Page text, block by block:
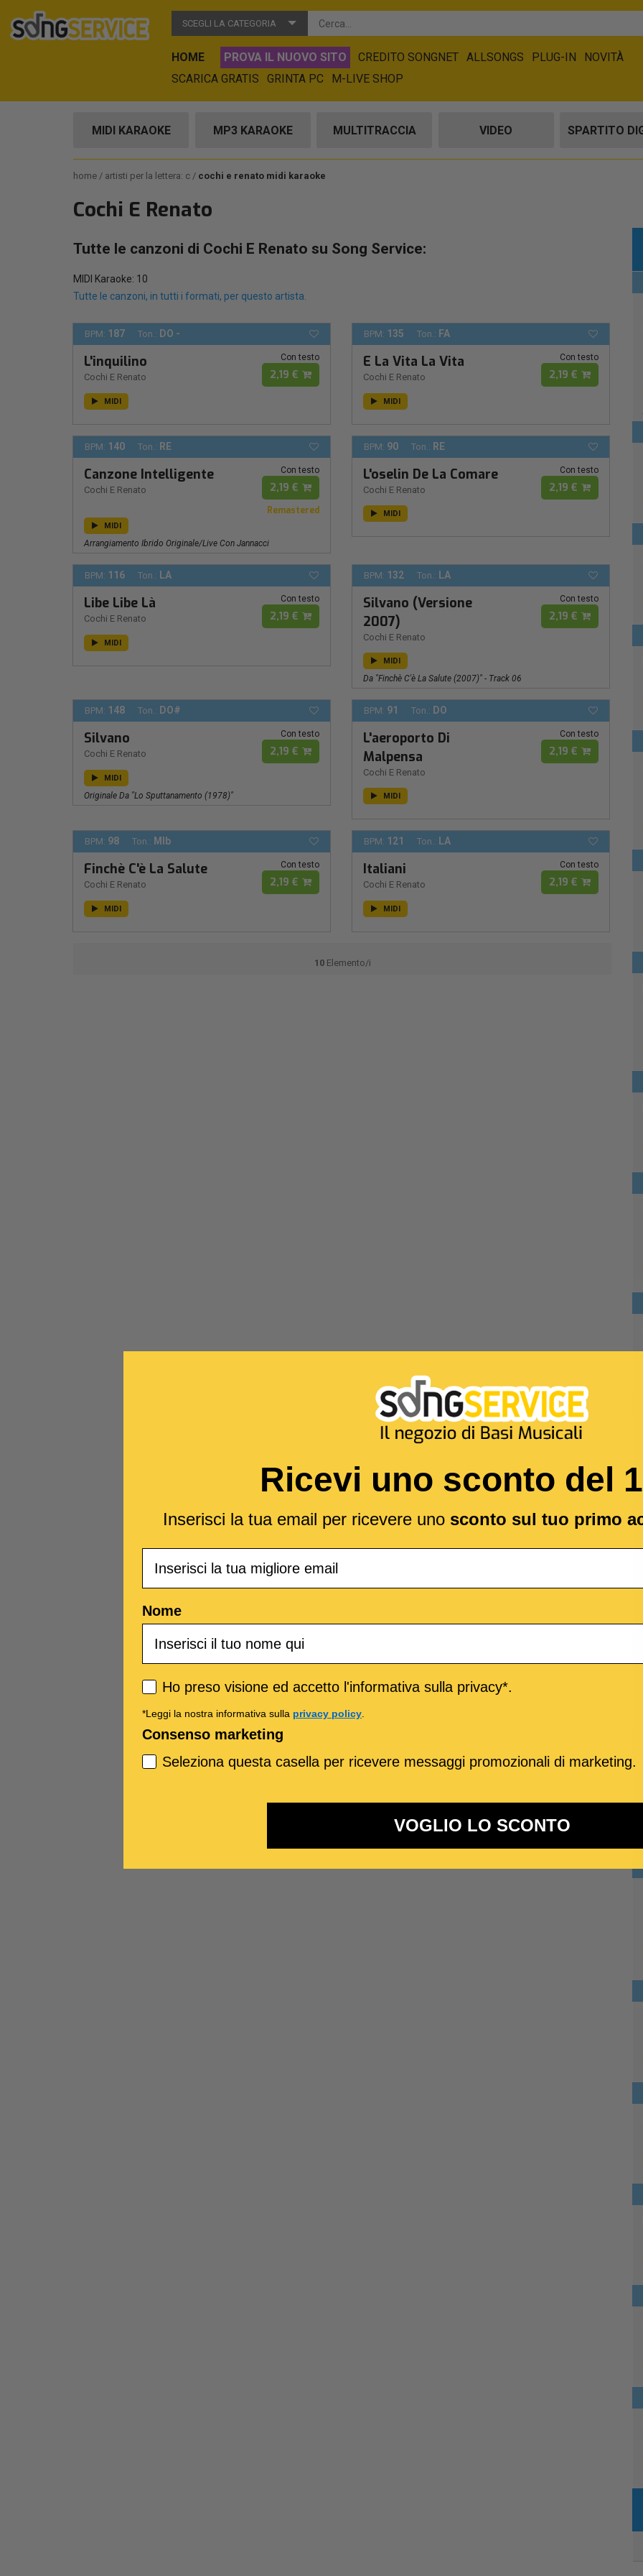
SCEGLI LA CATEGORIA
HOME PROVA IL NUOVO SITO CREDITO SONGNET ALLSONGS PLUG-IN
NOVITÀ
SCARICA GRATIS
GRINTA PC M-LIVE SHOP
MIDI KARAOKE MP3 KARAOKE MULTITRACCIA VIDEO SPARTITO
home artisti per la lettera: c cochi e renato midi karaoke
Cochi E Renato
Tutte le canzoni di Cochi E Renato su Song Service:
MIDI Karaoke: 10
Tutte le canzoni, in tutti i formati, per questo artista.
BPM: 187 Ton.: DO -
L'inquilino
Cochi E Renato
Con testo
2,19 €
MIDI
BPM: 135 Ton.: FA
E La Vita La Vita
Cochi E Renato
Con testo
2,19 €
MIDI
BPM: 140 Ton.: RE
Canzone Intelligente
Cochi E Renato
Con testo
2,19 €
Remastered
MIDI
Arrangiamento Ibrido Originale/Live Con Jannacci
BPM: 90 Ton.: RE
L'oselin De La Comare
Cochi E Renato
Con testo
2,19 €
MIDI
BPM: 116 Ton.: LA
Libe Libe Là
Cochi E Renato
Con testo
2,19 €
MIDI
BPM: 132 Ton.: LA
Silvano (Versione
2007)
Cochi E Renato
Con testo
2,19 €
MIDI
Da "Finchè C'è La Salute (2007)" - Track 06
BPM: 148 Ton.: DO#
Silvano
Cochi E Renato
Con testo
2,19 €
MIDI
Originale Da "Lo Sputtanamento (1978)"
BPM: 91 Ton.: DO
L'aeroporto Di
Malpensa
Cochi E Renato
Con testo
2,19 €
MIDI
BPM: 98 Ton.: MIb
Finchè C'è La Salute
Cochi E Renato
Con testo
2,19 €
MIDI
BPM: 121 Ton.: LA
Italiani
Cochi E Renato
Con testo
2,19 €
MIDI
10Elemento/i
Ricevi uno sconto del
Inserisci la tua email per ricevere uno sconto sul tuo primo
Nome
Privacy policy
Ho preso visione ed accetto l'informativa sulla privacy*.
*Leggi la nostra informativa sulla privacy policy.
Consenso marketing
Seleziona questa casella per ricevere messaggi promozionali di marketing.
VOGLIO LO SCONTO